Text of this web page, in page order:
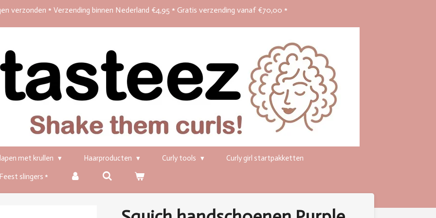
verzonden * Verzending binnen Nederland €4,95 * Gratis verzending vanaf €70,00 *
met krullen Haarproducten Curly tools Curly girl startpakketten
slingers *